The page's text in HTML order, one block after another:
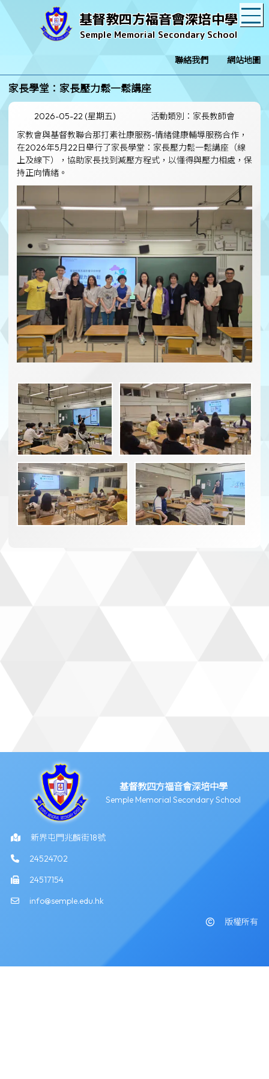
基督教四方福音會深培中學
Semple Memorial Secondary School
聯絡我們 網站地圖
家長學堂：家長壓力鬆一鬆講座
2026-05-22 (星期五)
活動類別：家長教師會
家教會與基督教聯合那打素社康服務-情緒健康輔導服務合作，
在2026年5月22日舉行了家長學堂：家長壓力鬆一鬆講座（線
上及線下），協助家長找到減壓方程式，以懂得與壓力相處，保
持正向情緒。
基督教四方福音會深培中學
Semple Memorial Secondary School
新界屯門兆麟街18號
24524702
24517154
info@semple.edu.hk
版權所有